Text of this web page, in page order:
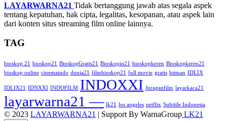
LAYARWARNA21 Tidak bertanggung jawab atas segala aspek
tentang kepatuhan, hak cipta, legalitas, kesopanan, atau aspek lain
dari konten situs streaming film online lainnya.
TAG
bioskop 21 bioskop21 BioskopGratis21 Bioskopin21 bioskopkeren Bioskopkeren21
bioskop online cinemaindo dunia21 filmbioskop21 full movie gratis hitman IDLIX
IDLIX21 IDNXXI INDOFILM INDOXXI Juraganfilm layarkaca21
layarwarna21 — lk21 los angeles netflix Subtitle Indonesia
© 2023 LAYARWARNA21 | Support By WarnaGroup LK21